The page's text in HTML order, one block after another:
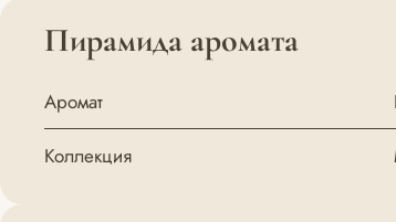
Пирамида аромата
Аромат
Коллекция